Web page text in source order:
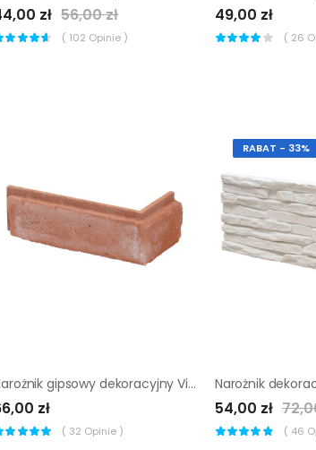
zł 56,00 zł
( 102 Opinie )
49,00 zł
( 26
Narożnik gipsowy dekoracyjny Vintage 3 AKADEMIA KAMIENIA
zł
( 32 Opinie )
RABAT - 33%
54,00 zł
( 46